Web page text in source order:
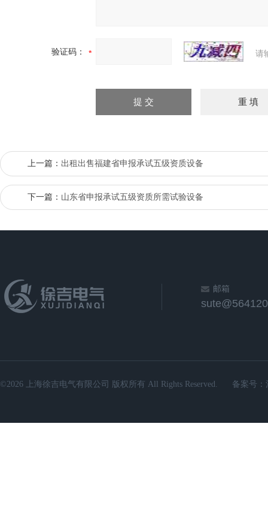
验证码： 请
上一篇： 出租出售福建省申报承试五级资质设备
下一篇： 山东省申报承试五级资质所需试验设备
邮箱
©2026 上海徐吉电气有限公司 版权所有 All Rights Reserved. 备案号：